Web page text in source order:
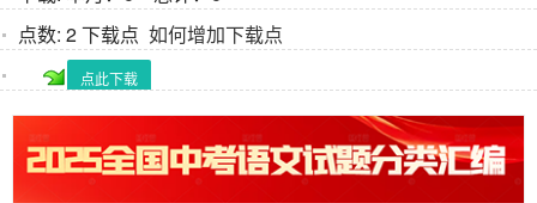
点数: 2 下载点 如何增加下载点
点此下载